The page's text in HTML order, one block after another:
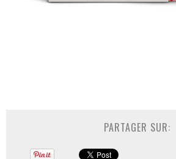
PARTAGER SUR: